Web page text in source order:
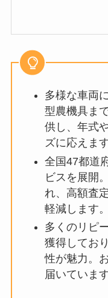
多様な車両
型農機具ま
供し、年式
ズに応えます
全国47都道
ビスを展開
れ、高額査
軽減します。
多くのリピ
獲得してお
性が魅力。
届いています